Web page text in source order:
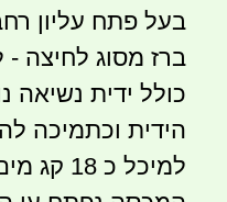
בעל פתח עליון
ברז מסוג לחיצה -
כולל ידית
הידית וכתמיכה
למיכל כ 18 קג מים. וזה כבד מאוד.